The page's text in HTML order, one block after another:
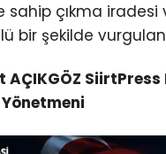
sahip çıkma iradesi
bir şekilde
AÇIKGÖZ SiirtPress
Yönetmeni